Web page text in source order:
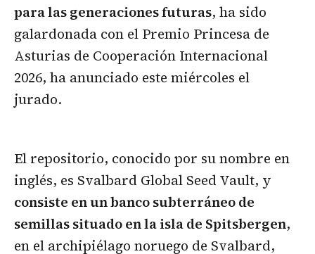
para las generaciones futuras, ha sido
galardonada con el Premio Princesa de
Asturias de Cooperación Internacional
2026, ha anunciado este miércoles el
jurado.
El repositorio, conocido por su nombre en
inglés, es Svalbard Global Seed Vault, y
consiste en un banco subterráneo de
semillas situado en la isla de Spitsbergen,
en el archipiélago noruego de Svalbard,